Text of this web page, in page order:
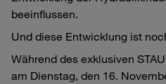
beeinflussen.
Und diese Entwicklung ist
Während des exklusiven
am Dienstag, den 16.